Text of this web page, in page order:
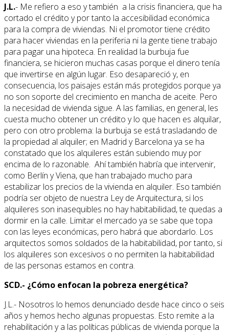
J.L.- Me refiero a eso y también a la crisis financiera, que ha
cortado el crédito y por tanto la accesibilidad económica
para la compra de viviendas. Ni el promotor tiene crédito
para hacer viviendas en la periferia ni la gente tiene trabajo
para pagar una hipoteca. En realidad la burbuja fue
financiera, se hicieron muchas casas porque el dinero tenía
que invertirse en algún lugar. Eso desapareció y, en
consecuencia, los paisajes están más protegidos porque ya
no son soporte del crecimiento en mancha de aceite. Pero
la necesidad de vivienda sigue. A las familias, en general, les
cuesta mucho obtener un crédito y lo que hacen es alquilar,
pero con otro problema: la burbuja se está trasladando de
la propiedad al alquiler; en Madrid y Barcelona ya se ha
constatado que los alquileres están subiendo muy por
encima de lo razonable. Ahí también habría que intervenir,
como Berlín y Viena, que han trabajado mucho para
estabilizar los precios de la vivienda en alquiler. Eso también
podría ser objeto de nuestra Ley de Arquitectura, si los
alquileres son inasequibles no hay habitabilidad, te quedas a
dormir en la calle. Limitar el mercado ya se sabe que topa
con las leyes económicas, pero habrá que abordarlo. Los
arquitectos somos soldados de la habitabilidad, por tanto, si
los alquileres son excesivos o no permiten la habitabilidad
de las personas estamos en contra.
SCD.- ¿Cómo enfocan la pobreza energética?
J.L.- Nosotros lo hemos denunciado desde hace cinco o seis
años y hemos hecho algunas propuestas. Esto remite a la
rehabilitación y a las políticas públicas de vivienda porque la